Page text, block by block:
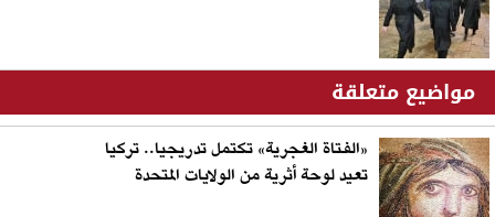
مواضيع متعلقة
«الفتاة الغجرية» تكتمل تدريجيا.. تركيا
تعيد لوحة أثرية من الولايات المتحدة